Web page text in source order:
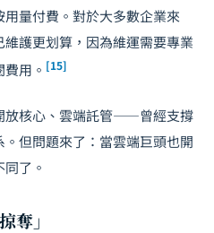
量付費。對於大多數企業來
護更划算，因為維運需要專業
用。 [15]
核心、雲端託管——曾經支撐
但問題來了：當雲端巨頭也開
了。
奪」